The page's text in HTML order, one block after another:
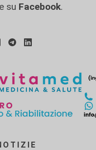
e su Facebook.